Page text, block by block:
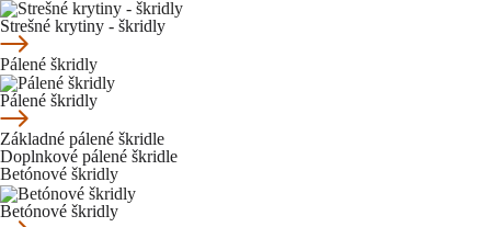
Strešné krytiny - škridly
Pálené škridly
Pálené škridly
Základné pálené škridle
Doplnkové pálené škridle
Betónové škridly
Betónové škridly